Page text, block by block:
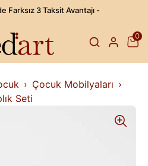
Farksız 3 Taksit Avantajı -
0
Çocuk Mobilyaları
Seti